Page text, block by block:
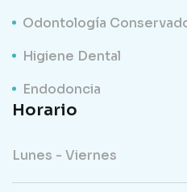
Odontología
Higiene Dental
Endodoncia
Horario
Lunes - Viernes